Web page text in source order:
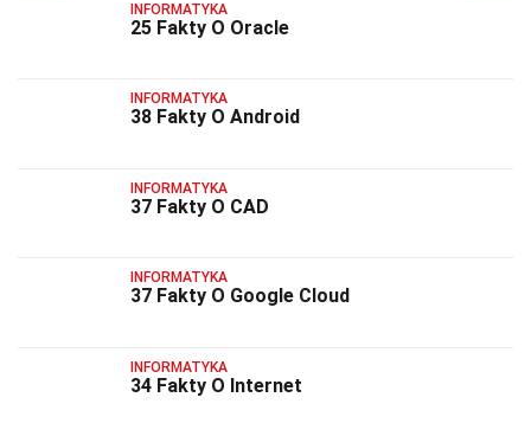
INFORMATYKA
25 Fakty O Oracle
INFORMATYKA
38 Fakty O Android
INFORMATYKA
37 Fakty O CAD
INFORMATYKA
37 Fakty O Google Cloud
INFORMATYKA
34 Fakty O Internet